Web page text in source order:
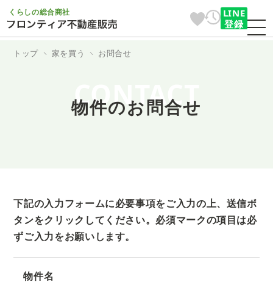
くらしの総合商社
LINE
登録
トップ 家を買う お問合せ
CONTACT
物件のお問合せ
下記の入力フォームに必要事項をご入力の上、送信ボ
タンをクリックしてください。 必須マークの項目は必
ずご入力をお願いします。
物件名